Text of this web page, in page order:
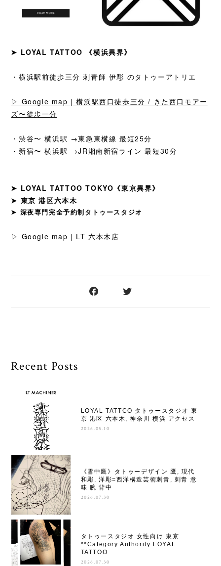
➤ LOYAL TATTOO 《横浜異界》
・横浜駅前徒歩三分 刺青師 伊彫 のタトゥーアトリエ
▷ Google map | 横浜駅西口徒歩三分 / きた西口モアー
ズ〜徒歩一分
・渋谷〜 横浜駅 →東急東横線 最短25分
・新宿〜 横浜駅 →JR湘南新宿ライン 最短30分
➤ LOYAL TATTOO TOKYO《東京異界》
➤ 東京 港区六本木
➤ 深夜専門完全予約制タトゥースタジオ
▷ Google map | LT 六本木店
Recent Posts
LOYAL TATTOO タトゥースタジオ 東
京 港区 六本木, 神奈川 横浜 アクセス
2026.05.10
《雪中鷹》タトゥーデザイン 鷹, 現代
和彫, 洋彫=西洋構造芸術刺青, 刺青 意
味 腕 背中
2026.07.30
タトゥースタジオ 女性向け 東京
**Category Authority LOYAL
TATTOO
2026.07.30